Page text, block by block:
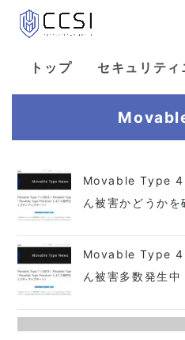
トップ セキュリティ
Movable Type
ん被害かどうかを
Movable Type
ん被害多数発生中